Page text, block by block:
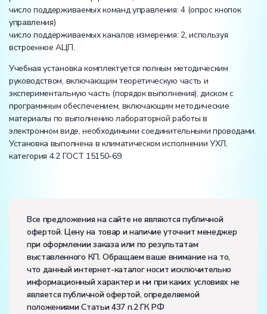
число поддерживаемых команд управления: 4 (опрос кнопок
управления)
число поддерживаемых каналов измерения: 2, используя
встроенное АЦП.
Учебная установка комплектуется полным методическим
руководством, включающим теоретическую часть и
экспериментальную часть (порядок выполнения), диском с
программным обеспечением, включающим методические
материалы по выполнению лабораторной работы в
электронном виде, необходимыми соединительными проводами.
Установка выполнена в климатическом исполнении УХЛ,
категория 4.2 ГОСТ 15150-69.
частота, Гц:50
Класс защиты от поражения электрическим током:
Диапазон рабочих температур, ˚С:+10…+35
Влажность, %:до 80
Все предложения на сайте не являются публичной
офертой. Цену на товар и наличие уточнит менеджер
при оформлении заказа или по результатам
выставленного КП. Обращаем ваше внимание на то,
что данный интернет-каталог носит исключительно
информационный характер и ни при каких условиях не
является публичной офертой, определяемой
положениями Статьи 437 п.2 ГК РФ